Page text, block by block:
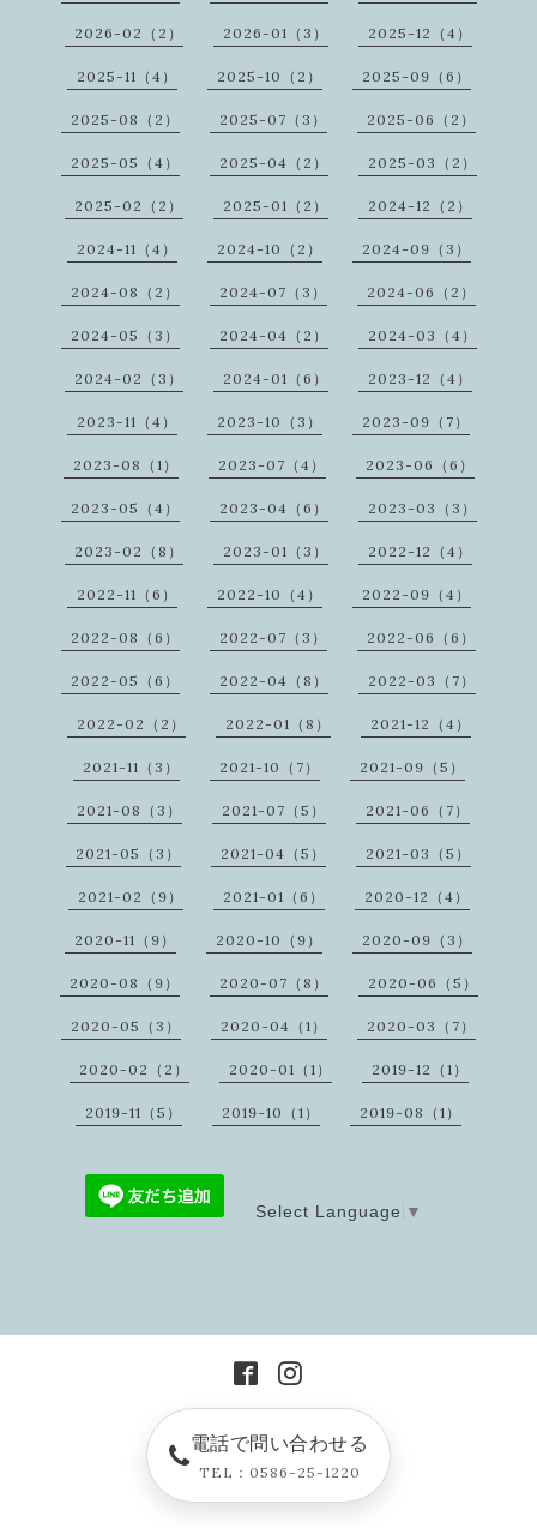
2026-02（2） 2026-01（3） 2025-12（4）
2025-11（4） 2025-10（2） 2025-09（6）
2025-08（2） 2025-07（3） 2025-06（2）
2025-05（4） 2025-04（2） 2025-03（2）
2025-02（2） 2025-01（2） 2024-12（2）
2024-11（4） 2024-10（2） 2024-09（3）
2024-08（2） 2024-07（3） 2024-06（2）
2024-05（3） 2024-04（2） 2024-03（4）
2024-02（3） 2024-01（6） 2023-12（4）
2023-11（4） 2023-10（3） 2023-09（7）
2023-08（1） 2023-07（4） 2023-06（6）
2023-05（4） 2023-04（6） 2023-03（3）
2023-02（8） 2023-01（3） 2022-12（4）
2022-11（6） 2022-10（4） 2022-09（4）
2022-08（6） 2022-07（3） 2022-06（6）
2022-05（6） 2022-04（8） 2022-03（7）
2022-02（2） 2022-01（8） 2021-12（4）
2021-11（3） 2021-10（7） 2021-09（5）
2021-08（3） 2021-07（5） 2021-06（7）
2021-05（3） 2021-04（5） 2021-03（5）
2021-02（9） 2021-01（6） 2020-12（4）
2020-11（9） 2020-10（9） 2020-09（3）
2020-08（9） 2020-07（8） 2020-06（5）
2020-05（3） 2020-04（1） 2020-03（7）
2020-02（2） 2020-01（1） 2019-12（1）
2019-11（5） 2019-10（1） 2019-08（1）
Select Language ▼
電話で問い合わせる
TEL：0586-25-1220